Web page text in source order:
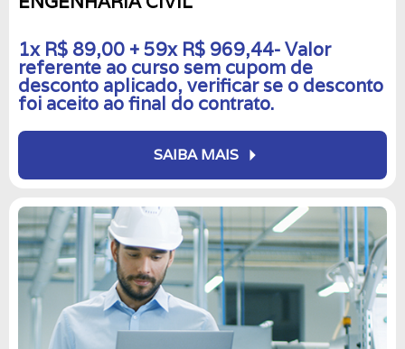
1x R$ 89,00 + 59x R$ 969,44- Valor
referente ao curso sem cupom de
desconto aplicado, verificar se o desconto
foi aceito ao final do contrato.
SAIBA MAIS arrow_right